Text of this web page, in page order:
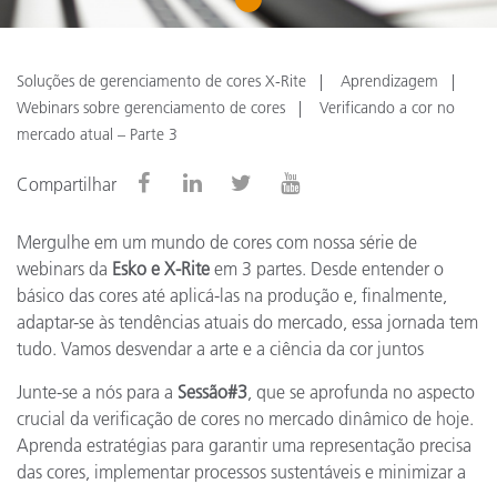
1
Soluções de gerenciamento de cores X-Rite
Aprendizagem
Webinars sobre gerenciamento de cores
Verificando a cor no
mercado atual – Parte 3
Compartilhar
Mergulhe em um mundo de cores com nossa série de
webinars da Esko e X-Rite em 3 partes. Desde entender o
básico das cores até aplicá-las na produção e, finalmente,
adaptar-se às tendências atuais do mercado, essa jornada tem
tudo. Vamos desvendar a arte e a ciência da cor juntos
Junte-se a nós para a Sessão#3, que se aprofunda no aspecto
crucial da verificação de cores no mercado dinâmico de hoje.
Aprenda estratégias para garantir uma representação precisa
das cores, implementar processos sustentáveis e minimizar a